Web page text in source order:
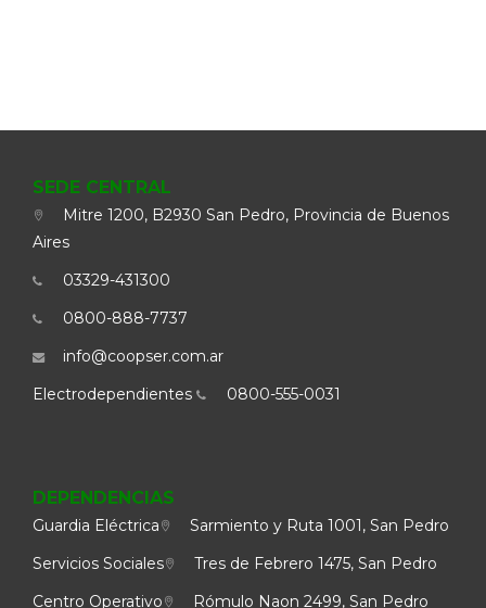
SEDE CENTRAL
Mitre 1200, B2930 San Pedro, Provincia de Buenos
Aires
03329-431300
0800-888-7737
info@coopser.com.ar
Electrodependientes
0800-555-0031
DEPENDENCIAS
Guardia Eléctrica
Sarmiento y Ruta 1001, San Pedro
Servicios Sociales
Tres de Febrero 1475, San Pedro
Centro Operativo
Rómulo Naon 2499, San Pedro